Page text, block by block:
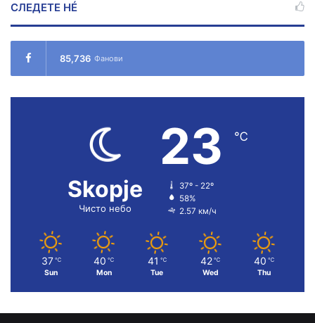
СЛЕДЕТЕ НÉ
85,736 Фанови
Skopje
Чисто небо
23 ℃
37º - 22º
58%
2.57 км/ч
37 ℃
Sun
40 ℃
Mon
41 ℃
Tue
42 ℃
Wed
40 ℃
Thu